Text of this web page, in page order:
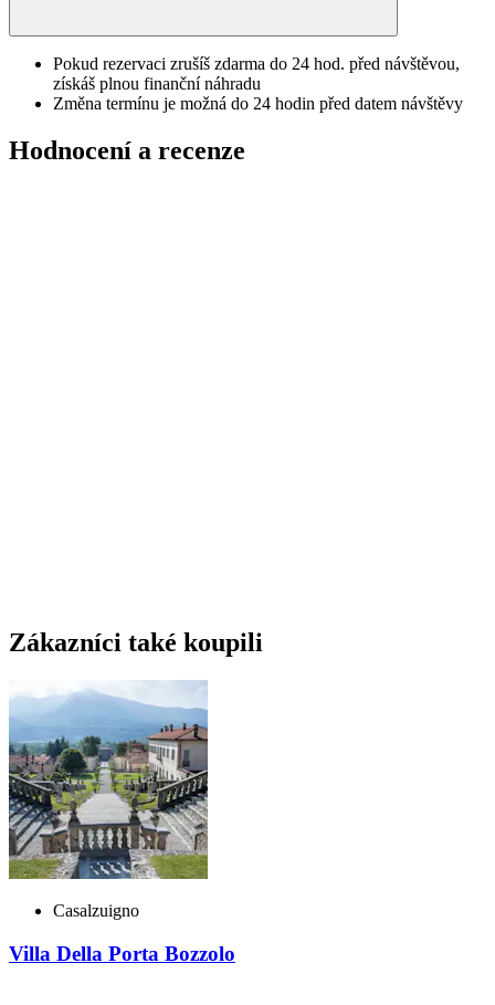
Pokud rezervaci zrušíš zdarma do 24 hod. před návštěvou,
získáš plnou finanční náhradu
Změna termínu je možná do 24 hodin před datem návštěvy
Hodnocení a recenze
Zákazníci také koupili
Casalzuigno
Villa Della Porta Bozzolo